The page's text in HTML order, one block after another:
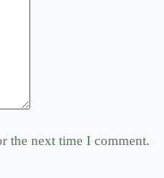
the next time I comment.